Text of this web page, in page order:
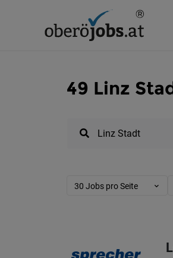
49 Linz
30 Jobs pro Seite